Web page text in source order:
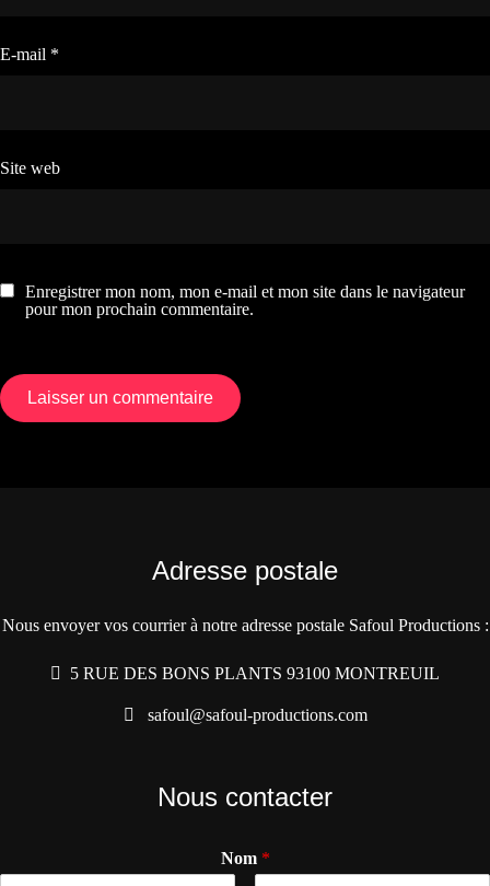
E-mail *
Site web
Enregistrer mon nom, mon e-mail et mon site dans le navigateur
pour mon prochain commentaire.
Adresse postale
Nous envoyer vos courrier à notre adresse postale Safoul Productions :
5 RUE DES BONS PLANTS 93100 MONTREUIL
safoul@safoul-productions.com
Nous contacter
Nom *